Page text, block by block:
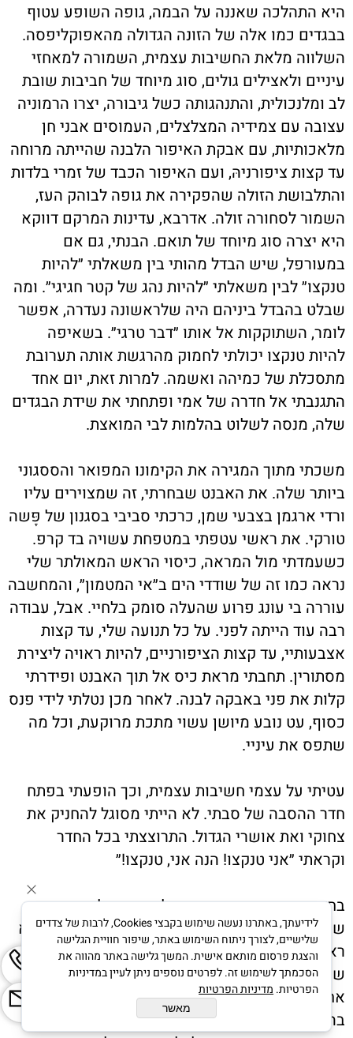
היא התהלכה שאננה על הבמה, גופה השופע עטוף
בבגדים כמו אלה של הזונה הגדולה מהאפוקליפסה.
השלווה מלאת החשיבות עצמית, השמורה למאחזי
עיניים ולאצילים גולים, סוג מיוחד של חביבות שובת
לב ומלנכולית, והתנהגותה כשל גיבורה, יצרו הרמוניה
עצובה עם צמידיה המצלצלים, העמוסים אבני חן
מלאכותיות, עם אבקת האיפור הלבנה שהייתה מרוחה
עד קצות ציפורניהּ, ועם האיפור הכבד של זמרי בלדות
והתלבושת הזולה שהפקירה את גופה לבוהק העז,
השמור לסחורה זולה. אדרבא, עדינות המרקם דווקא
היא יצרה סוג מיוחד של תואם. הבנתי, גם אם
במעורפל, שיש הבדל מהותי בין משאלתי ״להיות
טנקצו״ לבין משאלתי ״להיות נהג של קטר חגיגי״. ומה
שבלט בהבדל ביניהם היה שלראשונה נעדרה, אפשר
לומר, השתוקקות אל אותו ״דבר טרגי״. בשאיפה
להיות טנקצו יכולתי לחמוק מהרגשת אותה תערובת
מתסכלת של כמיהה ואשמה. למרות זאת, יום אחד
התגנבתי אל חדרה של אמי ופתחתי את שידת הבגדים
שלה, מנסה לשלוט בהלמות לבי המואצת.
משכתי מתוך המגירה את הקימונו המפואר והססגוני
ביותר שלה. את האבנט שבחרתי, זה שמצוירים עליו
ורדי ארגמן בצבעי שמן, כרכתי סביבי בסגנון של פָּשה
טורקי. את ראשי עטפתי במטפחת עשויה בד קרפ.
כשעמדתי מול המראה, כיסוי הראש המאולתר שלי
נראה כמו זה של שודדי הים ב״אי המטמון״, והמחשבה
עוררה בי עונג פרוע שהעלה סומק בלחיי. אבל, עבודה
רבה עוד הייתה לפני. על כל תנועה שלי, עד קצות
אצבעותיי, עד קצות הציפורניים, להיות ראויה ליצירת
מסתורין. תחבתי מראת כיס אל תוך האבנט ופידרתי
קלות את פני באבקה לבנה. לאחר מכן נטלתי לידי פנס
כסוף, עט נובע מיושן עשוי מתכת מרוקעת, וכל מה
שתפס את עיניי.
עטיתי על עצמי חשיבות עצמית, וכך הופעתי בפתח
חדר ההסבה של סבתי. לא הייתי מסוגל להחניק את
צחוקי ואת אושרי הגדול. התרוצצתי בכל החדר
וקראתי ״אני טנקצו! הנה אני, טנקצו!״
בחדר נכחו סבתי, ששכבה על מיטת חוליה, האחות
שטיפלה בה, אימי, ואורחת שלא הכרתי. אבל אני לא
ראיתי איש. התלהבותי הפרועה התרכזה בעובדה,
שמתוך החיקוי שלי התגלתה טנקצו לעיני כל. במילים
אחרות, לא הייתי מודע לאיש פרט לעצמי. אבל אז,
בהיסח רגע, ראיתי את פניה של אימי. היא הייתה
לידיעתך, באתרנו נעשה שימוש בקבצי Cookies, לרבות של צדדים
שלישיים, לצורך ניתוח השימוש באתר, שיפור חוויית הגלישה
והצגת פרסום מותאם אישית. המשך גלישה באתר מהווה את
הסכמתך לשימוש זה. לפרטים נוספים ניתן לעיין במדיניות
הפרטיות. מדיניות הפרטיות
מאשר